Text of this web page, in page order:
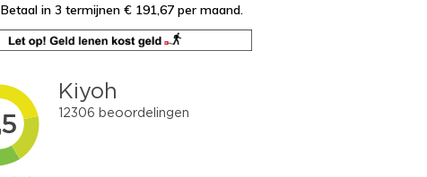
Betaal in 3 termijnen € 191,67 per maand.